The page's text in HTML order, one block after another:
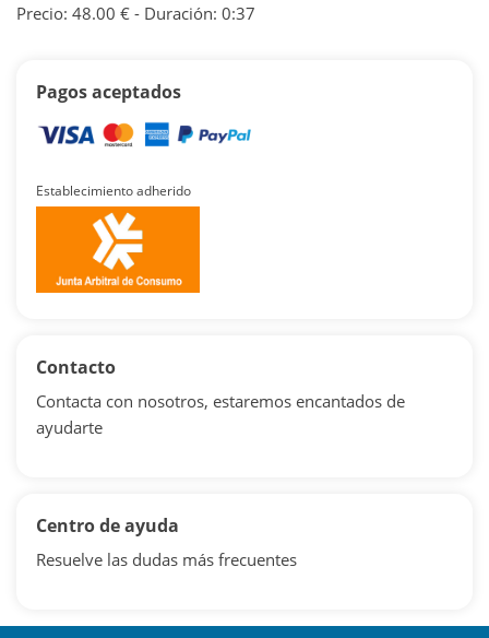
Precio: 48.00 € - Duración: 0:37
Pagos aceptados
Establecimiento adherido
Contacto
Contacta con nosotros, estaremos encantados de
ayudarte
Centro de ayuda
Resuelve las dudas más frecuentes